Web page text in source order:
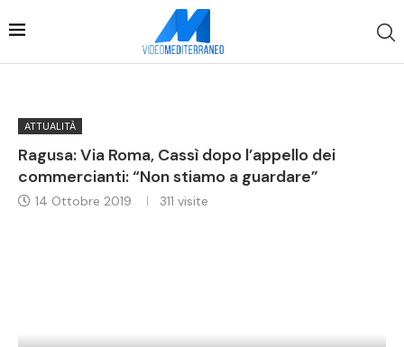
ATTUALITÀ
Ragusa: Via Roma, Cassì dopo l’appello dei
commercianti: “Non stiamo a guardare”
14 Ottobre 2019 311 visite